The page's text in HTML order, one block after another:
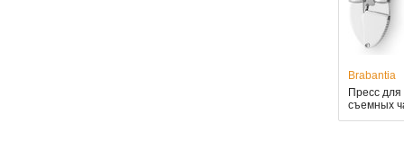
Brabantia
Пресс для
съемных